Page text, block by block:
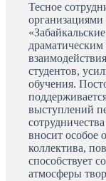
Тесное
драматическим
студентов,
обучения.
выступлений
вносит особое
коллектива,
способствует
атмосферы